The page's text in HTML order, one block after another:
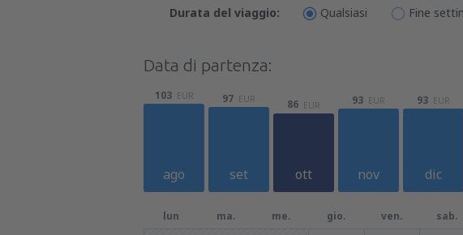
Durata del viaggio: Qualsiasi Fine
Data di partenza:
ago
103 EUR
set
97 EUR
ott
86 EUR
nov
93 EUR
dic
93 EUR
lun ma. me. gio. ven. sab.